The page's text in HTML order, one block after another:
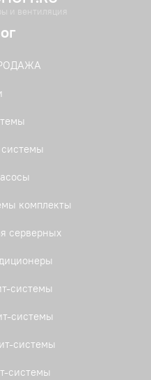
и вентиляция
комплекты
серверных
системы
системы
системы
системы